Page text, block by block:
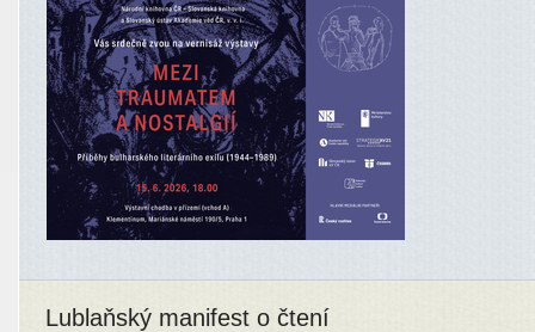
Lublaňský manifest o čtení